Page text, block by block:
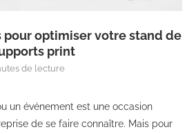
pour optimiser votre stand de
print
de lecture
un événement est une occasion
de se faire connaître. Mais pour